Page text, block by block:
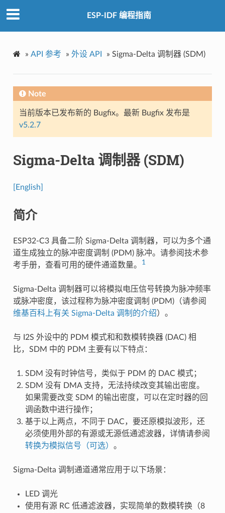
ESP-IDF 编程指南
» API 参考 » 外设 API » Sigma-Delta 调制器 (SDM)
Note
当前版本已发布新的 Bugfix。最新 Bugfix 发布是
v5.2.7
Sigma-Delta 调制器 (SDM)
[English]
简介
ESP32-C3 具备二阶 Sigma-Delta 调制器，可以为多个通
道生成独立的脉冲密度调制 (PDM) 脉冲。请参阅技术参
考手册，查看可用的硬件通道数量。
1
Sigma-Delta 调制器可以将模拟电压信号转换为脉冲频率
或脉冲密度，该过程称为脉冲密度调制 (PDM)（请参阅
维基百科上有关 Sigma-Delta 调制的介绍）。
与 I2S 外设中的 PDM 模式和和数模转换器 (DAC) 相
比，SDM 中的 PDM 主要有以下特点：
SDM 没有时钟信号，类似于 PDM 的 DAC 模式；
SDM 没有 DMA 支持，无法持续改变其输出密度。
如果需要改变 SDM 的输出密度，可以在定时器的回
调函数中进行操作；
基于以上两点，不同于 DAC，要还原模拟波形，还
必须使用外部的有源或无源低通滤波器，详情请参阅
转换为模拟信号（可选） 。
Sigma-Delta 调制通道通常应用于以下场景：
LED 调光
使用有源 RC 低通滤波器，实现简单的数模转换（8